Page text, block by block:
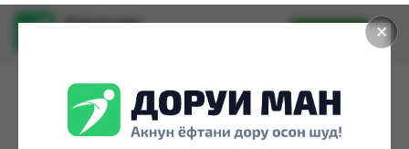
✕
Доруи ман
Установить